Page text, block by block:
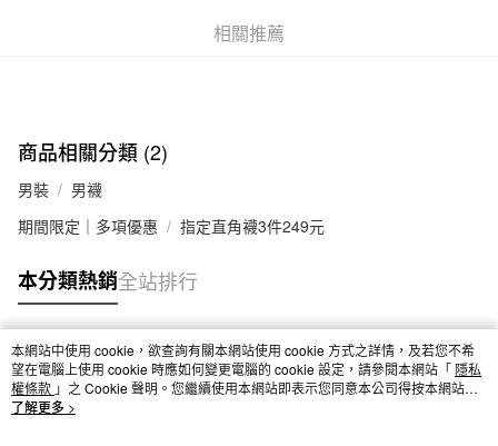
每筆NT$65，滿NT$1,000(含以上)免運費
宅配
每筆NT$150，滿NT$2,000(含以上)免運費
免運費
相關推薦
商品相關分類 (2)
男裝
男襪
期間限定｜多項優惠
指定直角襪3件249元
本分類熱銷全站排行
熱門標籤
本網站中使用 cookie，欲查詢有關本網站使用 cookie 方式之詳情，及若您不希
望在電腦上使用 cookie 時應如何變更電腦的 cookie 設定，請參閱本網站「 隱私
權條款 」之 Cookie 聲明。您繼續使用本網站即表示您同意本公司得按本網站使
用條款之 Cookie 聲明使用 cookie。
了解更多 >